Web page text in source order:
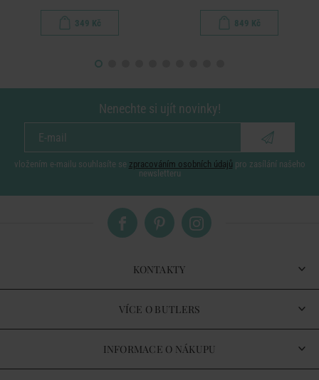
349 Kč 849 Kč
Nenechte si ujít novinky!
vložením e-mailu souhlasíte se zpracováním osobních údajů pro zasílání našeho
newsletteru
KONTAKTY
VÍCE O BUTLERS
INFORMACE O NÁKUPU